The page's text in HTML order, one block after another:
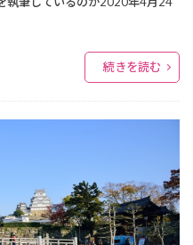
続きを読む